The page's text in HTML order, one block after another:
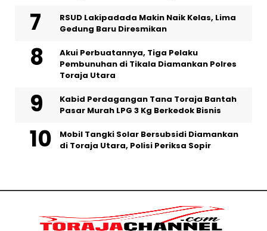
RSUD Lakipadada Makin Naik Kelas, Lima
Gedung Baru Diresmikan
Akui Perbuatannya, Tiga Pelaku
Pembunuhan di Tikala Diamankan Polres
Toraja Utara
Kabid Perdagangan Tana Toraja Bantah
Pasar Murah LPG 3 Kg Berkedok Bisnis
Mobil Tangki Solar Bersubsidi Diamankan
di Toraja Utara, Polisi Periksa Sopir